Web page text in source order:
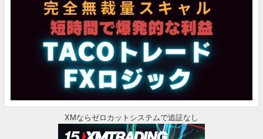
XMならゼロカットシステムで追証なし